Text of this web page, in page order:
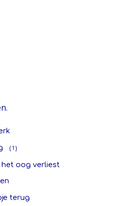
( 1 )
het oog verliest
terug